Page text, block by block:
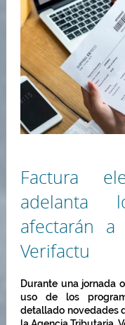
Factura
adelanta
afectarán
Verifactu
Durante una jornada
uso de los
detallado novedades